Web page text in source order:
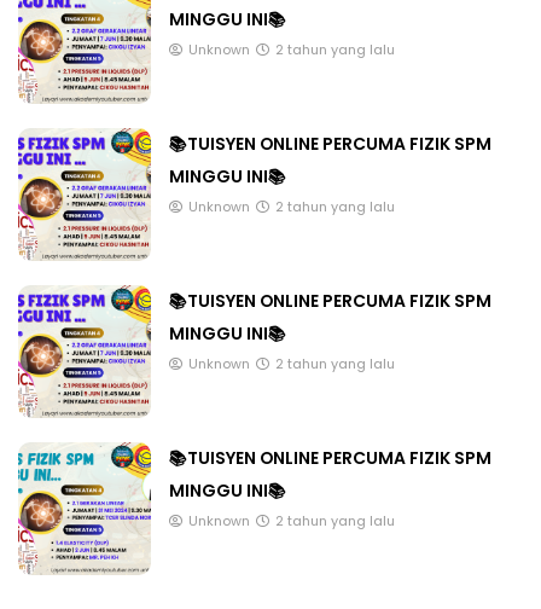
MINGGU INI📚
Unknown 2 tahun yang lalu
📚TUISYEN ONLINE PERCUMA FIZIK SPM
MINGGU INI📚
Unknown 2 tahun yang lalu
📚TUISYEN ONLINE PERCUMA FIZIK SPM
MINGGU INI📚
Unknown 2 tahun yang lalu
📚TUISYEN ONLINE PERCUMA FIZIK SPM
MINGGU INI📚
Unknown 2 tahun yang lalu